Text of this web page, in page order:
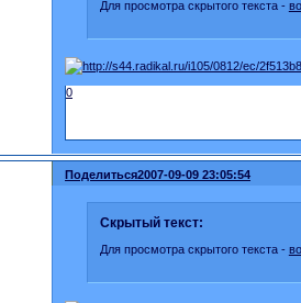
Для просмотра скрытого текста -
0
Поделиться2007-09-09 23:05:54
Скрытый текст:
Для просмотра скрытого текста -